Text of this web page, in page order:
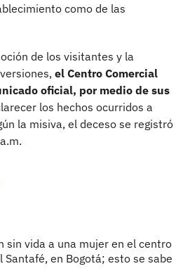
como de las
de los visitantes y la
el Centro Comercial
oficial, por medio de sus
los hechos ocurridos a
la misiva, el deceso se registró
sin vida a una mujer en el centro
Santafé, en Bogotá; esto se sabe